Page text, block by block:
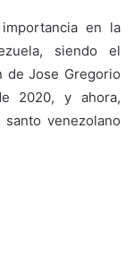
en la
siendo el
de Jose Gregorio
2020, y ahora,
venezolano